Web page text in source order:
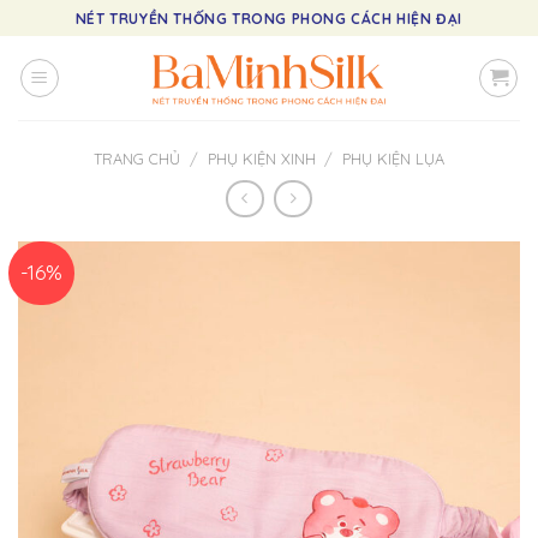
to
content
NÉT TRUYỀN THỐNG TRONG PHONG CÁCH HIỆN ĐẠI
TRANG CHỦ / PHỤ KIỆN XINH / PHỤ KIỆN LỤA
-16%